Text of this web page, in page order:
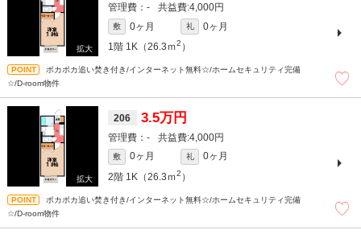
- 4,000円
敷 0ヶ月 礼
0ヶ月
1階 1K（26.3ｍ2 ）
ポカポカ追い焚き付き/インターネット無料☆/ホームセキュリティ完備
☆/D-room物件
206 3.5万円
- 4,000円
敷 0ヶ月 礼
0ヶ月
2階 1K（26.3ｍ2 ）
ポカポカ追い焚き付き/インターネット無料☆/ホームセキュリティ完備
☆/D-room物件